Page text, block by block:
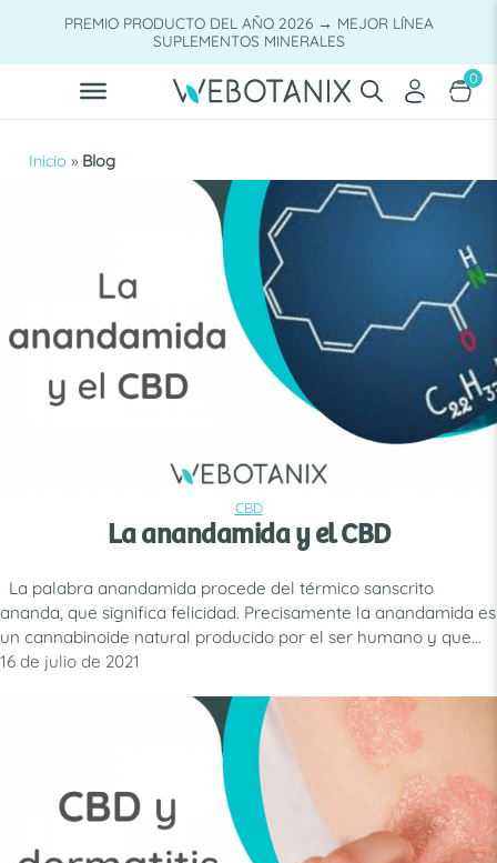
PREMIO PRODUCTO DEL AÑO 2026 → MEJOR LÍNEA
SUPLEMENTOS MINERALES
0
Inicio » Blog
CATEGORÍAS
CBD
La anandamida y el CBD
La palabra anandamida procede del térmico sanscrito
ananda, que significa felicidad. Precisamente la anandamida es
un cannabinoide natural producido por el ser humano y que
tiene como objetivo equilibrar cuerpo y mente. Su principal
control del apetito o el alivio del dolor pero, …Leer más
16 de julio de 2021